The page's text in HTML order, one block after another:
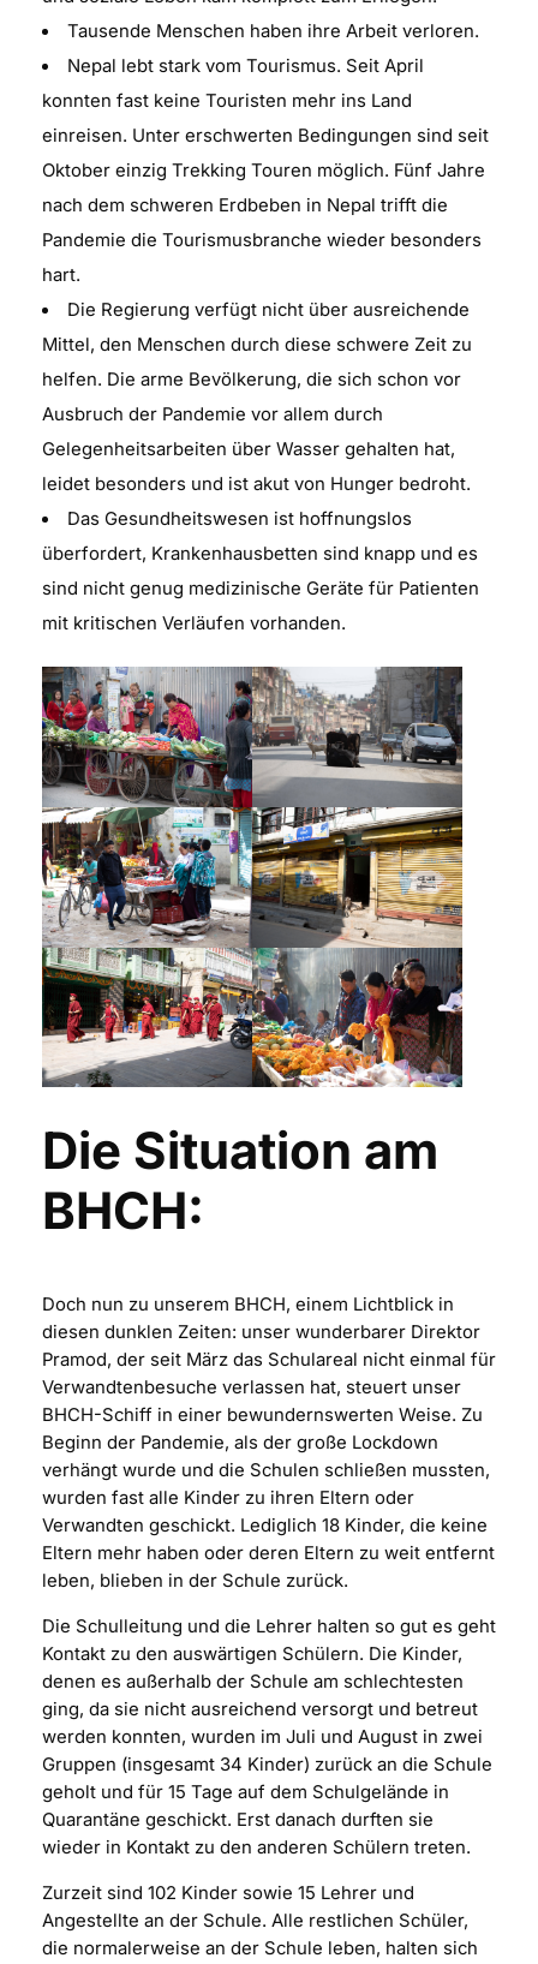
Tausende Menschen haben ihre Arbeit verloren.
Nepal lebt stark vom Tourismus. Seit April
konnten fast keine Touristen mehr ins Land
einreisen. Unter erschwerten Bedingungen sind seit
Oktober einzig Trekking Touren möglich. Fünf Jahre
nach dem schweren Erdbeben in Nepal trifft die
Pandemie die Tourismusbranche wieder besonders
hart.
Die Regierung verfügt nicht über ausreichende
Mittel, den Menschen durch diese schwere Zeit zu
helfen. Die arme Bevölkerung, die sich schon vor
Ausbruch der Pandemie vor allem durch
Gelegenheitsarbeiten über Wasser gehalten hat,
leidet besonders und ist akut von Hunger bedroht.
Das Gesundheitswesen ist hoffnungslos
überfordert, Krankenhausbetten sind knapp und es
sind nicht genug medizinische Geräte für Patienten
mit kritischen Verläufen vorhanden.
Die Situation am
BHCH:
Doch nun zu unserem BHCH, einem Lichtblick in
diesen dunklen Zeiten: unser wunderbarer Direktor
Pramod, der seit März das Schulareal nicht einmal für
Verwandtenbesuche verlassen hat, steuert unser
BHCH-Schiff in einer bewundernswerten Weise. Zu
Beginn der Pandemie, als der große Lockdown
verhängt wurde und die Schulen schließen mussten,
wurden fast alle Kinder zu ihren Eltern oder
Verwandten geschickt. Lediglich 18 Kinder, die keine
Eltern mehr haben oder deren Eltern zu weit entfernt
leben, blieben in der Schule zurück.
Die Schulleitung und die Lehrer halten so gut es geht
Kontakt zu den auswärtigen Schülern. Die Kinder,
denen es außerhalb der Schule am schlechtesten
ging, da sie nicht ausreichend versorgt und betreut
werden konnten, wurden im Juli und August in zwei
Gruppen (insgesamt 34 Kinder) zurück an die Schule
geholt und für 15 Tage auf dem Schulgelände in
Quarantäne geschickt. Erst danach durften sie
wieder in Kontakt zu den anderen Schülern treten.
Zurzeit sind 102 Kinder sowie 15 Lehrer und
Angestellte an der Schule. Alle restlichen Schüler,
die normalerweise an der Schule leben, halten sich